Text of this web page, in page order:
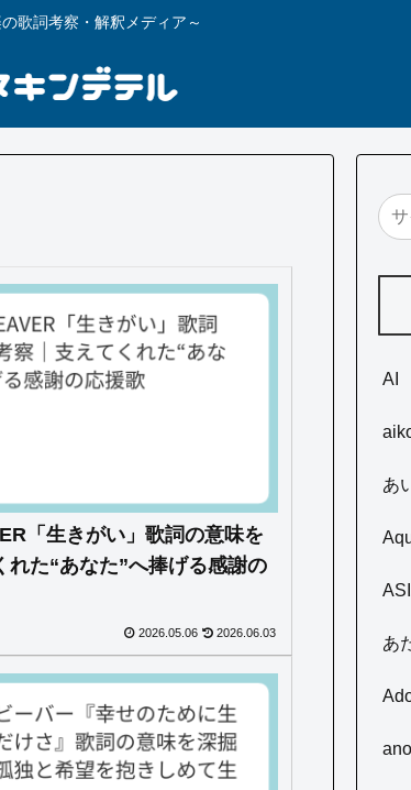
の歌詞考察・解釈メディア～
「生きがい」歌詞の意味を
れた“あなた”へ捧げる感謝の
2026.05.06 2026.06.03
AI
あ
あ
ano